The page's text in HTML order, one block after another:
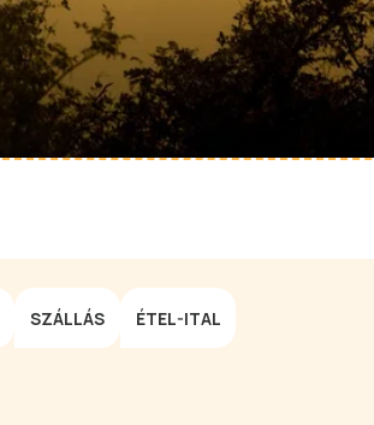
SZÁLLÁS ÉTEL-ITAL